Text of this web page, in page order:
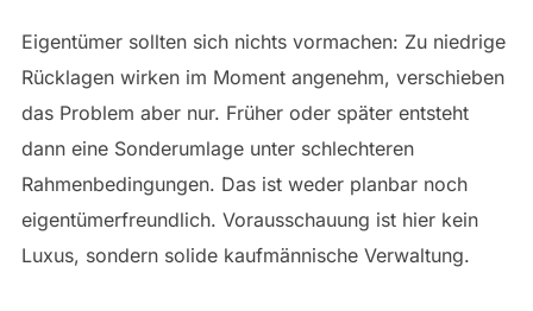
Eigentümer sollten sich nichts vormachen: Zu niedrige
Rücklagen wirken im Moment angenehm, verschieben
das Problem aber nur. Früher oder später entsteht
dann eine Sonderumlage unter schlechteren
Rahmenbedingungen. Das ist weder planbar noch
eigentümerfreundlich. Vorausschauung ist hier kein
Luxus, sondern solide kaufmännische Verwaltung.